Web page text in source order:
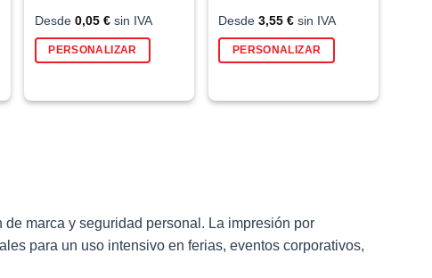
Desde 0,05 €sin IVA
PERSONALIZAR
Desde3,55€ sin IVA
PERSONALIZAR
marca y seguridad personal. La impresión por
para un uso intensivo en ferias, eventos corporativos,